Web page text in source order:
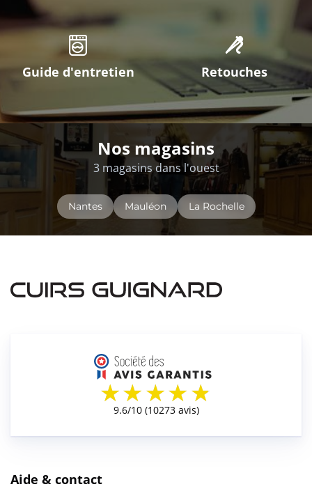
Guide d'entretien Retouches
Nos magasins
3 magasins dans l'ouest
Nantes Mauléon La Rochelle
Aide & contact